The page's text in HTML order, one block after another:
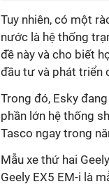
Tuy nhiên, có một
nước là hệ thống
đề này và cho biết
đầu tư và phát triển
Trong đó, Esky
phần lớn hệ thống
Tasco ngay trong
Mẫu xe thứ hai
Geely EX5 EM-i là